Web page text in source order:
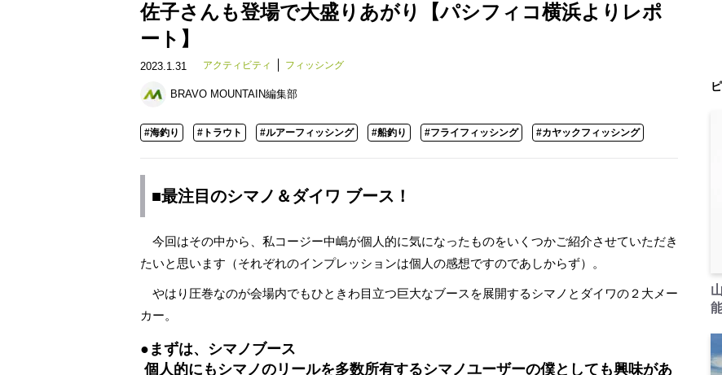
佐子さんも登場で大盛りあがり【パシフィコ横浜よりレポ
ート】
2023.1.31 アクティビティ フィッシング
BRAVO MOUNTAIN編集部
#海釣り #トラウト #ルアーフィッシング #船釣り #フライフィッシング #カヤックフィッシング
■最注目のシマノ＆ダイワ ブース！
今回はその中から、私コージー中嶋が個人的に気になったものをいくつかご紹介させていただき
たいと思います（それぞれのインプレッションは個人の感想ですのであしからず）。
やはり圧巻なのが会場内でもひときわ目立つ巨大なブースを展開するシマノとダイワの２大メー
カー。
●まずは、 シマノブース
個人的にもシマノのリールを多数所有するシマノユーザーの僕としても興味があ